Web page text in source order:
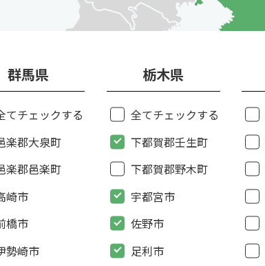
群馬県
てチェックする
楽郡大泉町
楽郡邑楽町
崎市
橋市
勢崎市
栃木県
全てチェックする
下都賀郡壬生町
下都賀郡野木町
宇都宮市
佐野市
足利市